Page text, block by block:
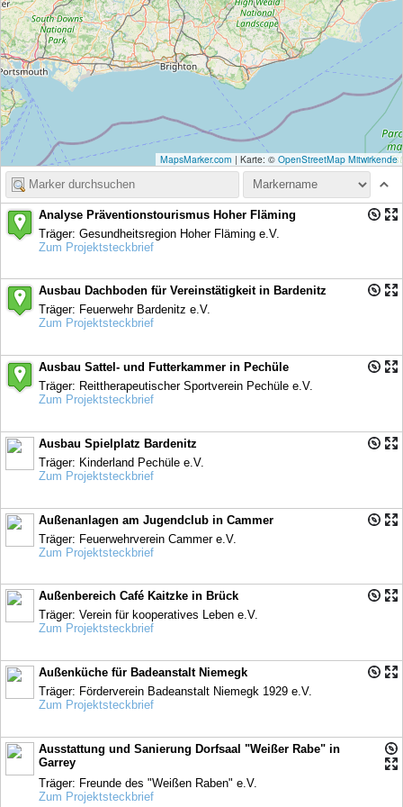
MapsMarker.com | Karte: © OpenStreetMap Mitwirkende
Analyse Präventionstourismus Hoher Fläming
Träger: Gesundheitsregion Hoher Fläming e.V.
Zum Projektsteckbrief
Ausbau Dachboden für Vereinstätigkeit in Bardenitz
Träger: Feuerwehr Bardenitz e.V.
Zum Projektsteckbrief
Ausbau Sattel- und Futterkammer in Pechüle
Träger: Reittherapeutischer Sportverein Pechüle e.V.
Zum Projektsteckbrief
Ausbau Spielplatz Bardenitz
Träger: Kinderland Pechüle e.V.
Zum Projektsteckbrief
Außenanlagen am Jugendclub in Cammer
Träger: Feuerwehrverein Cammer e.V.
Zum Projektsteckbrief
Außenbereich Café Kaitzke in Brück
Träger: Verein für kooperatives Leben e.V.
Zum Projektsteckbrief
Außenküche für Badeanstalt Niemegk
Träger: Förderverein Badeanstalt Niemegk 1929 e.V.
Zum Projektsteckbrief
Ausstattung und Sanierung Dorfsaal "Weißer Rabe" in
Garrey
Träger: Freunde des "Weißen Raben" e.V.
Zum Projektsteckbrief